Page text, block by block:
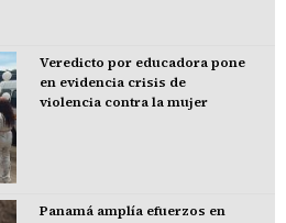
Veredicto por educadora pone
en evidencia crisis de
violencia contra la mujer
Panamá amplía efuerzos en